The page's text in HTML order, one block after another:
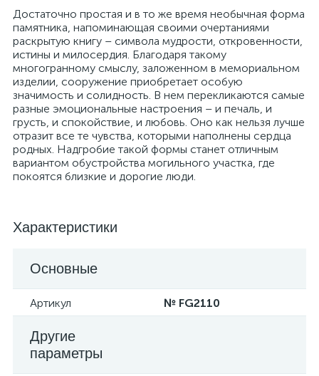
Достаточно простая и в то же время необычная форма
памятника, напоминающая своими очертаниями
раскрытую книгу – символа мудрости, откровенности,
истины и милосердия. Благодаря такому
многогранному смыслу, заложенном в мемориальном
изделии, сооружение приобретает особую
значимость и солидность. В нем перекликаются самые
разные эмоциональные настроения – и печаль, и
грусть, и спокойствие, и любовь. Оно как нельзя лучше
отразит все те чувства, которыми наполнены сердца
родных. Надгробие такой формы станет отличным
вариантом обустройства могильного участка, где
покоятся близкие и дорогие люди.
Характеристики
Основные
Артикул № FG2110
Другие
параметры